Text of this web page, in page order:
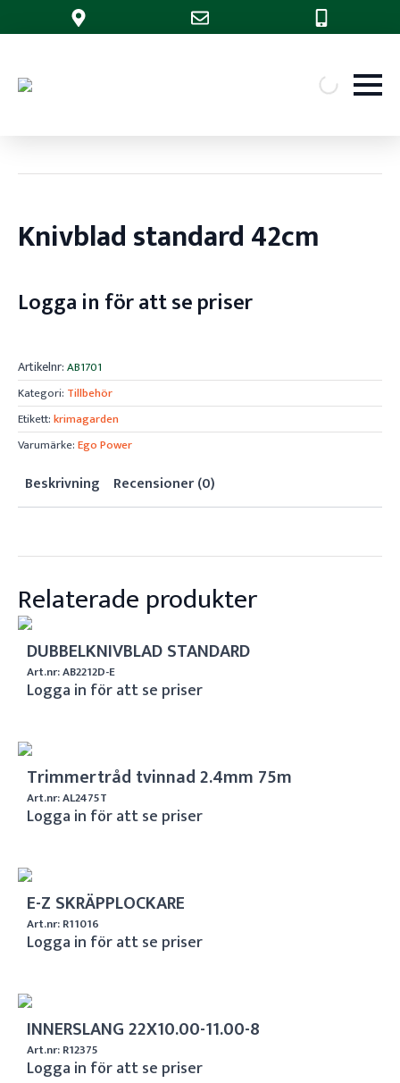
Knivblad standard 42cm
Logga in för att se priser
Artikelnr:AB1701
Kategori: Tillbehör
Etikett:krimagarden
Varumärke:Ego Power
Beskrivning Recensioner (0)
Relaterade produkter
DUBBELKNIVBLAD STANDARD
Art.nr: AB2212D-E
Logga in för att se priser
Trimmertråd tvinnad 2.4mm 75m
Art.nr: AL2475T
Logga in för att se priser
E-Z SKRÄPPLOCKARE
Art.nr: R11016
Logga in för att se priser
INNERSLANG 22X10.00-11.00-8
Art.nr: R12375
Logga in för att se priser